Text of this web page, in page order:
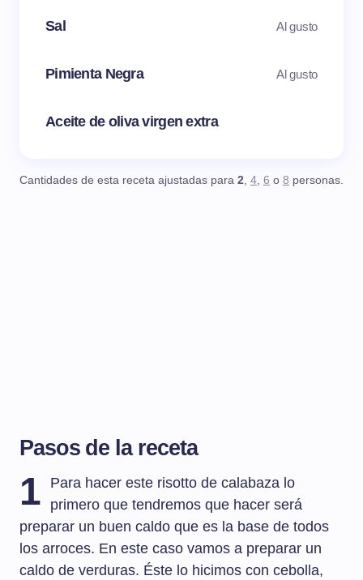
Sal Al gusto
Pimienta Negra Al gusto
Aceite de oliva virgen extra
Cantidades de esta receta ajustadas para 2, 4, 6 o 8 personas.
Pasos de la receta
1
Para hacer este risotto de calabaza lo
primero que tendremos que hacer será
preparar un buen caldo que es la base de todos
los arroces. En este caso vamos a preparar un
caldo de verduras. Éste lo hicimos con cebolla,